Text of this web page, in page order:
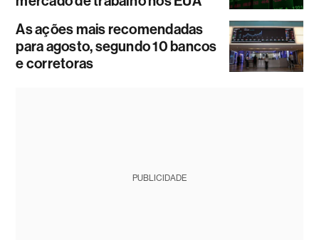
As ações mais recomendadas
para agosto, segundo 10 bancos
e corretoras
PUBLICIDADE